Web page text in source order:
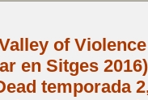
of
en Sitges
temporada